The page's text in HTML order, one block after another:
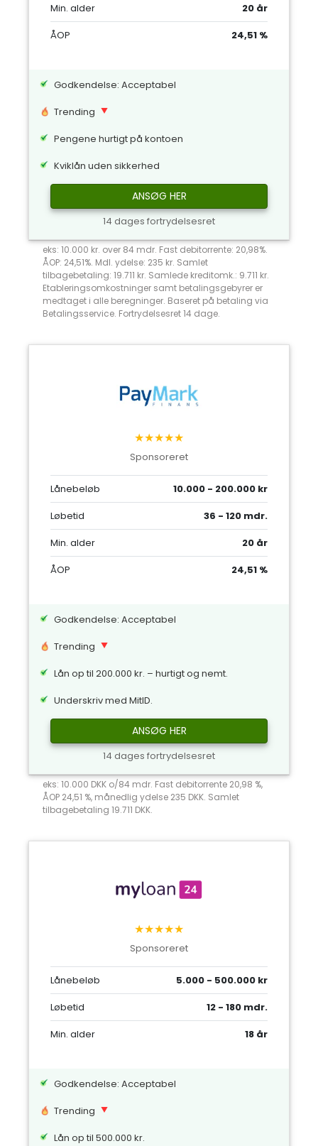
Min. alder
20 år
ÅOP
24,51 %
Godkendelse: Acceptabel
Trending
Pengene hurtigt på kontoen
Kviklån uden sikkerhed
ANSØG HER
14 dages fortrydelsesret
eks: 10.000 kr. over 84 mdr. Fast debitorrente: 20,98%.
ÅOP: 24,51%. Mdl. ydelse: 235 kr. Samlet
tilbagebetaling: 19.711 kr. Samlede kreditomk.: 9.711 kr.
Etableringsomkostninger samt betalingsgebyrer er
medtaget i alle beregninger. Baseret på betaling via
Betalingsservice. Fortrydelsesret 14 dage.
★★★★★
Sponsoreret
Lånebeløb
10.000 - 200.000 kr
Løbetid
36 - 120 mdr.
Min. alder
20 år
ÅOP
24,51 %
Godkendelse: Acceptabel
Trending
Lån op til 200.000 kr. – hurtigt og nemt.
Underskriv med MitID.
ANSØG HER
14 dages fortrydelsesret
eks: 10.000 DKK o/84 mdr. Fast debitorrente 20,98 %,
ÅOP 24,51 %, månedlig ydelse 235 DKK. Samlet
tilbagebetaling 19.711 DKK.
★★★★★
Sponsoreret
Lånebeløb
5.000 - 500.000 kr
Løbetid
12 - 180 mdr.
Min. alder
18 år
Godkendelse: Acceptabel
Trending
Lån op til 500.000 kr.